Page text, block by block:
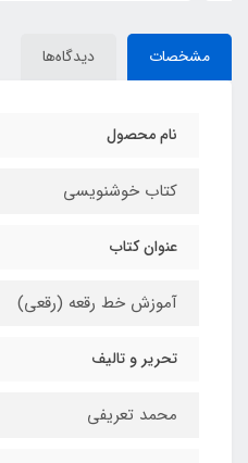
مشخصات دیدگاه‌ها
نام محصول
کتاب خوشنویسی
عنوان کتاب
آموزش خط رقعه (رقعی)
تحریر و تالیف
محمد تعریفی